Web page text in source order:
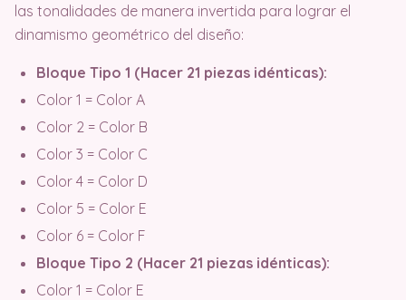
las tonalidades de manera invertida para lograr el
dinamismo geométrico del diseño:
Bloque Tipo 1 (Hacer 21 piezas idénticas):
Color 1 = Color A
Color 2 = Color B
Color 3 = Color C
Color 4 = Color D
Color 5 = Color E
Color 6 = Color F
Bloque Tipo 2 (Hacer 21 piezas idénticas):
Color 1 = Color E